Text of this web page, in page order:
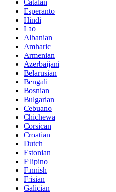
Catalan
Esperanto
Hindi
Lao
Albanian
Amharic
Armenian
Azerbaijani
Belarusian
Bengali
Bosnian
Bulgarian
Cebuano
Chichewa
Corsican
Croatian
Dutch
Estonian
Filipino
Finnish
Frisian
Galician